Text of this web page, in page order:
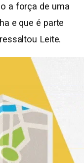
a força de uma
e que é parte
Leite.